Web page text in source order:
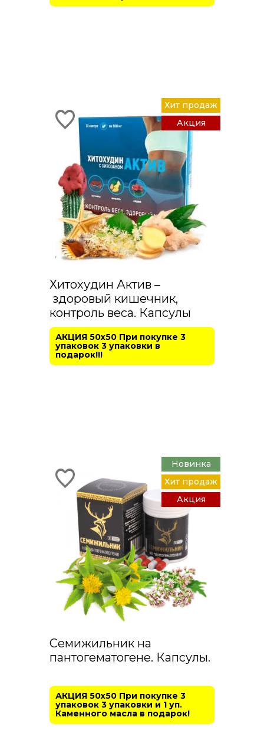
Хит продаж
Акция
Хитохудин Актив –
здоровый кишечник,
контроль веса. Капсулы
АКЦИЯ 50х50 При покупке 3
упаковок 3 упаковки в
подарок!!!
Новинка
Хит продаж
Акция
Семижильник на
пантогематогене. Капсулы.
АКЦИЯ 50х50 При покупке 3
упаковок 3 упаковки и 1 уп.
Каменного масла в подарок!